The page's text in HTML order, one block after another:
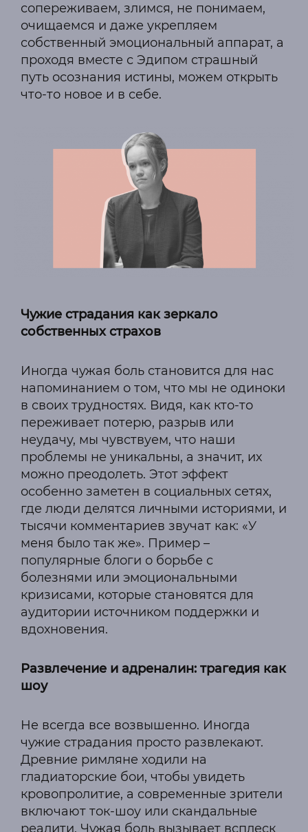
сопереживаем, злимся, не понимаем,
очищаемся и даже укрепляем
собственный эмоциональный аппарат, а
проходя вместе с Эдипом страшный
путь осознания истины, можем открыть
что-то новое и в себе.
Чужие страдания как зеркало
собственных страхов
Иногда чужая боль становится для нас
напоминанием о том, что мы не одиноки
в своих трудностях. Видя, как кто-то
переживает потерю, разрыв или
неудачу, мы чувствуем, что наши
проблемы не уникальны, а значит, их
можно преодолеть. Этот эффект
особенно заметен в социальных сетях,
где люди делятся личными историями, и
тысячи комментариев звучат как: «У
меня было так же». Пример –
популярные блоги о борьбе с
болезнями или эмоциональными
кризисами, которые становятся для
аудитории источником поддержки и
вдохновения.
Развлечение и адреналин: трагедия как
шоу
Не всегда все возвышенно. Иногда
чужие страдания просто развлекают.
Древние римляне ходили на
гладиаторские бои, чтобы увидеть
кровопролитие, а современные зрители
включают ток-шоу или скандальные
реалити. Чужая боль вызывает всплеск